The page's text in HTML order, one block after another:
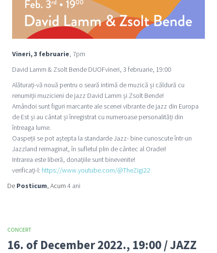
Vineri, 3 februarie, 7pm
David Lamm & Zsolt Bende DUOFvineri, 3 februarie, 19:00
Alăturați-vă nouă pentru o seară intimă de muzică și căldură cu
renumiții muzicieni de jazz David Lamm și Zsolt Bende!
Amândoi sunt figuri marcante ale scenei vibrante de jazz din Europa
de Est și au cântat și înregistrat cu numeroase personalități din
întreaga lume.
Oaspeții se pot aștepta la standarde Jazz- bine cunoscute într-un
Jazzland reimaginat, în sufletul plin de cântec al Oradei!
Intrarea este liberă, donațiile sunt binevenite!
verificați-l: https://www.youtube.com/@TheZigi22
De Posticum, Acum 4 ani
CONCERT
16. of December 2022., 19:00 / JAZZ